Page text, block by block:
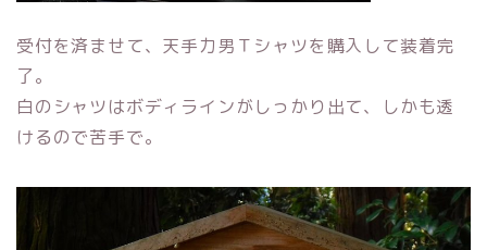
受付を済ませて、天手力男Ｔシャツを購入して装着完
了。
白のシャツはボディラインがしっかり出て、しかも透
けるので苦手で。